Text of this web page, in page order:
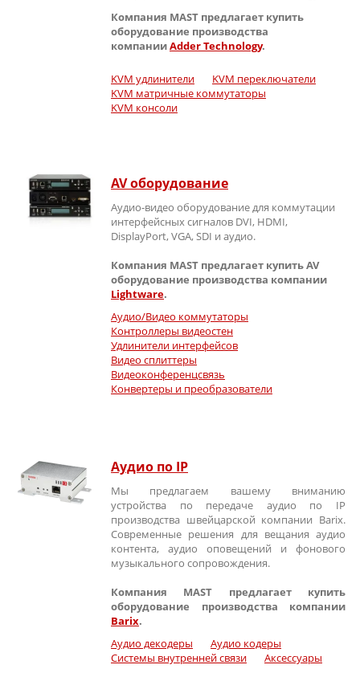
Компания MAST предлагает купить
оборудование производства
компанииAdder Technology.
KVM удлинители
KVM переключатели
KVM матричные коммутаторы
KVM консоли
AV оборудование
Аудио-видео оборудование для коммутации
интерфейсных сигналов DVI, HDMI,
DisplayPort, VGA, SDI и аудио.
Компания MAST предлагает купить AV
оборудование производства компании
Lightware.
Аудио/Видео коммутаторы
Контроллеры видеостен
Удлинители интерфейсов
Видео сплиттеры
Видеоконференцсвязь
Конвертеры и преобразователи
Аудио по IP
Мы предлагаем вашему вниманию
устройства по передаче аудио по IP
производства швейцарской компании Barix.
Современные решения для вещания аудио
контента, аудио оповещений и фонового
музыкального сопровождения.
Компания MAST предлагает купить
оборудование производства компании
Barix.
Аудио декодеры
Аудио кодеры
Системы внутренней связи
Аксессуары